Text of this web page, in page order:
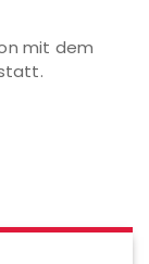
mit dem